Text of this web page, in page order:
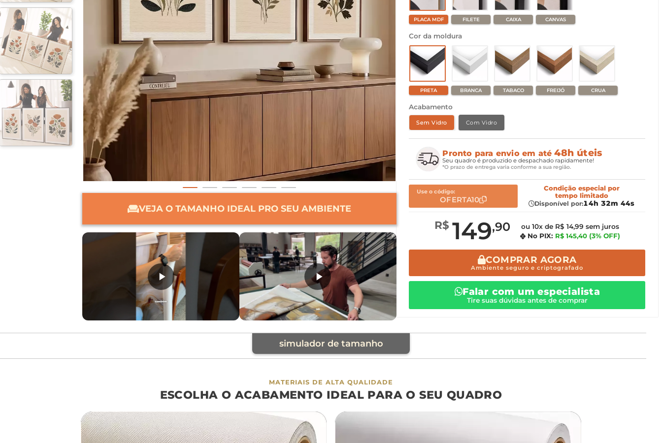
VEJA O TAMANHO IDEAL PRO SEU AMBIENTE
PLACA MDF FILETE CAIXA CANVAS
Cor da moldura
PRETA BRANCA TABACO FREIJÓ CRUA
Acabamento
Sem Vidro Com Vidro
Pronto para envio em até48h úteis
Seu quadro é produzido e despachado rapidamente!
*O prazo de entrega varia conforme a sua região.
Use o código:
OFERTA10
Condição especialpor
tempo limitado
Disponível por:14h 32m 43s
R$ 149,90
ou 10x de R$ 14,99 sem juros
No PIX: R$ 145,40 (3% OFF)
COMPRAR AGORA
Ambiente seguro e criptografado
Falar com um especialista
Tire suas dúvidas antes de comprar
simulador de tamanho
o tamanho ideal para o seu ambiente é
dúvidas? Fale com nossa
equipe de atendimento!
MATERIAIS DE ALTA QUALIDADE
ESCOLHA O ACABAMENTO IDEAL PARA O SEU QUADRO